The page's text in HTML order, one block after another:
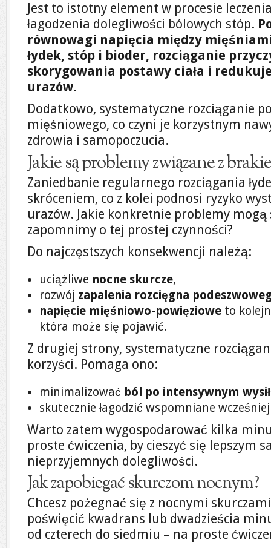
Jest to istotny element w procesie
łagodzenia dolegliwości bólowych stóp.
równowagi napięcia między
łydek, stóp i bioder, rozciąganie
skorygowania postawy ciała i
urazów.
Dodatkowo, systematyczne rozciąganie
mięśniowego, co czyni je korzystnym
zdrowia i samopoczucia.
Jakie są problemy związane z
Zaniedbanie regularnego rozciągania
skróceniem, co z kolei podnosi ryzyko
urazów. Jakie konkretnie problemy mogą
zapomnimy o tej prostej czynności?
Do najczęstszych konsekwencji należą:
uciążliwe nocne skurcze,
rozwój zapalenia rozcięgna
napięcie mięśniowo-powięziowe to
która może się pojawić.
Z drugiej strony, systematyczne
korzyści. Pomaga ono:
minimalizować ból po intensywnym
skutecznie łagodzić wspomniane
Warto zatem wygospodarować kilka
proste ćwiczenia, by cieszyć się lepszym
nieprzyjemnych dolegliwości.
Jak zapobiegać skurczom nocnym?
Chcesz pożegnać się z nocnymi skurczami
poświęcić kwadrans lub dwadzieścia
od czterech do siedmiu – na proste